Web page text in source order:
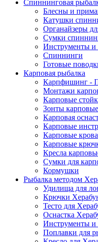
Спиннинговая
Блесны и
Катушки
Органайзеры
Сумки
Инструменты и
Спиннинги
Готовые
Карповая рыбалка
Карпфишинг -
Монтажи
Карповые
Зонты карповые
Карповая
Карповые
Карповые
Карповые
Кресла
Сумки для
Кормушки
Рыбалка методом
Удилища для
Крючки
Тесто для
Оснастка
Инструменты и
Поплавки для